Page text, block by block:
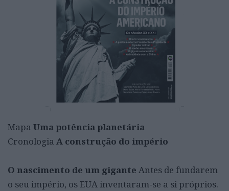
Mapa Uma potência planetária
Cronologia A construção do império
O nascimento de um gigante Antes de fundarem
o seu império, os EUA inventaram-se a si próprios.